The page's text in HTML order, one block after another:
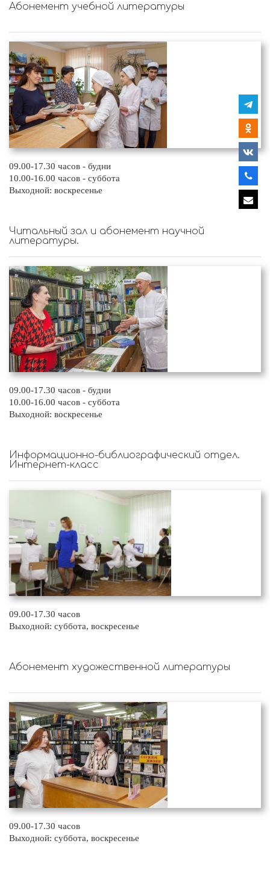
Абонемент учебной литературы
09.00-17.30 часов - будни
10.00-16.00 часов - суббота
Выходной: воскресенье
Читальный зал и абонемент научной
литературы.
09.00-17.30 часов - будни
10.00-16.00 часов - суббота
Выходной: воскресенье
Информационно-библиографический отдел.
Интернет-класс
09.00-17.30 часов
Выходной: суббота, воскресенье
Абонемент художественной литературы
09.00-17.30 часов
Выходной: суббота, воскресенье